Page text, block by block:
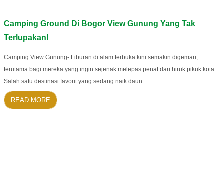
Camping Ground Di Bogor View Gunung Yang Tak
Terlupakan!
Camping View Gunung- Liburan di alam terbuka kini semakin digemari,
terutama bagi mereka yang ingin sejenak melepas penat dari hiruk pikuk kota.
Salah satu destinasi favorit yang sedang naik daun
READ MORE